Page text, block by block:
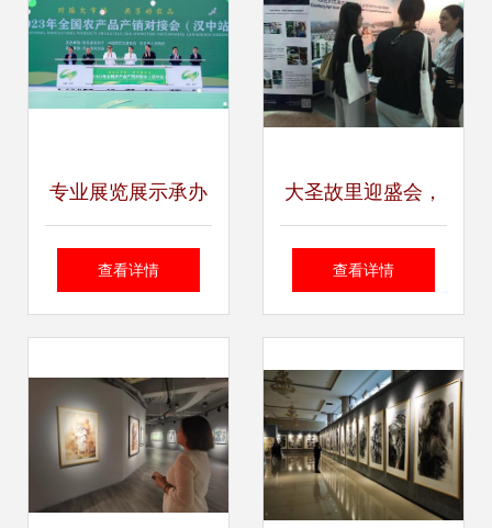
专业展览展示承办
——打造品牌形象
舞台
查看详情
大圣故里迎盛会，
农业合作谱新篇
业国际合作洽谈会
隆重开幕
查看详情